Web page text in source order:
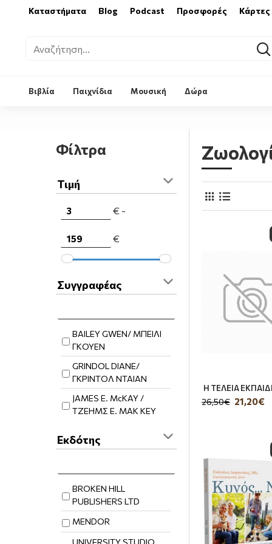
Καταστήματα Blog Podcast Προσφορές
Βιβλία Παιχνίδια Μουσική Δώρα
Φίλτρα
Τιμή
€ -
€
Συγγραφέας
BAILEY GWEN/ ΜΠΕΙΛΙ
ΓΚΟΥΕΝ
GRINDOL DIANE/
ΓΚΡΙΝΤΟΛ ΝΤΑΙΑΝ
JAMES E. McKAY /
ΤΖΕΗΜΣ Ε. ΜΑΚ ΚΕΥ
ΑΒΟΝ ΝΤΕΝΝΙΣ
ΑΚΡΑΣΤΑ ΛΙΖΑ Γ.
ΑΛΙΓΙΖΑΚΗΣ ΙΩΑΝΝΗΣ
ΑΜΠΡΑΧΑΝΟ ΣΤΕΦΑΝΙ
Εκδότης
BROKEN HILL
PUBLISHERS LTD
MENDOR
UNIVERSITY STUDIO
Η ΤΕΛΕΙΑ
21,20€
26,50€